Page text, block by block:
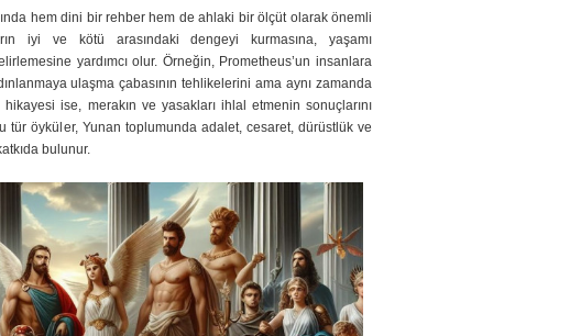
hem dini bir rehber hem de ahlaki bir ölçüt olarak önemli
iyi ve kötü arasındaki dengeyi kurmasına, yaşamı
yardımcı olur. Örneğin, Prometheus’un insanlara
ulaşma çabasının tehlikelerini ama aynı zamanda
hikayesi ise, merakın ve yasakları ihlal etmenin sonuçlarını
tür öyküler, Yunan toplumunda adalet, cesaret, dürüstlük ve
bulunur.